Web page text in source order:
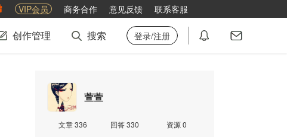
VIP会员 商务合作 意见反馈 联系客服
创作管理 搜索 登录/注册
萱萱
文章 336 回答 330 资源 0